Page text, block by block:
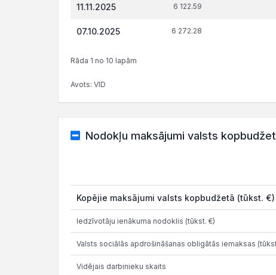
11.11.2025 6 122.59
07.10.2025 6 272.28
Rāda 1 no 10 lapām
Avots: VID
Nodokļu maksājumi valsts
Kopējie maksājumi valsts kopbudžetā (tūkst. €)
Iedzīvotāju ienākuma nodoklis (tūkst. €)
Valsts sociālās apdrošināšanas obligātās iemaksas
Vidējais darbinieku skaits